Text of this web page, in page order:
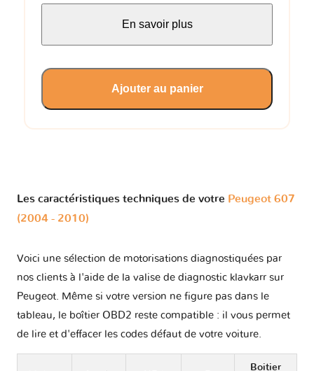
En savoir plus
Ajouter au panier
Les caractéristiques techniques de votre Peugeot 607
(2004 - 2010)
Voici une sélection de motorisations diagnostiquées par
nos clients à l'aide de la valise de diagnostic klavkarr sur
Peugeot. Même si votre version ne figure pas dans le
tableau, le boîtier OBD2 reste compatible : il vous permet
de lire et d'effacer les codes défaut de votre voiture.
Boitier